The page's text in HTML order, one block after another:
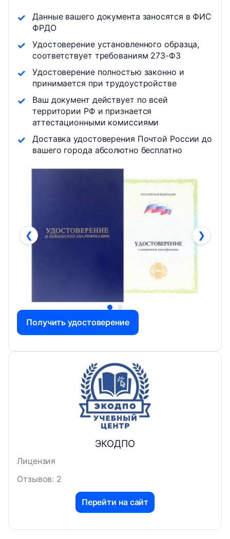
Данные вашего документа заносятся в ФИС
ФРДО
Удостоверение установленного образца,
соответствует требованиям 273-ФЗ
Удостоверение полностью законно и
принимается при трудоустройстве
Ваш документ действует по всей
территории РФ и признается
аттестационными комиссиями
Доставка удостоверения Почтой России до
вашего города абсолютно бесплатно
❮ ❯
Получить удостоверение
ЭКОДПО
Лицензия
Отзывов: 2
Перейти на сайт